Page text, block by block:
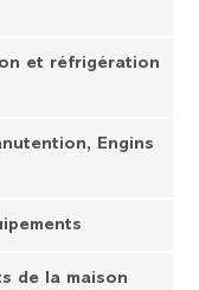
et réfrigération
Engins
de la maison